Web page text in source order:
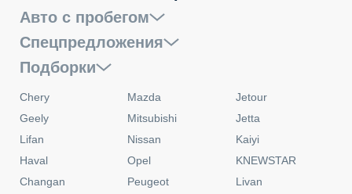
Авто с пробегом
Спецпредложения
Подборки
Chery
Geely
Lifan
Haval
Changan
Mazda
Mitsubishi
Nissan
Opel
Peugeot
Jetour
Jetta
Kaiyi
KNEWSTAR
Livan